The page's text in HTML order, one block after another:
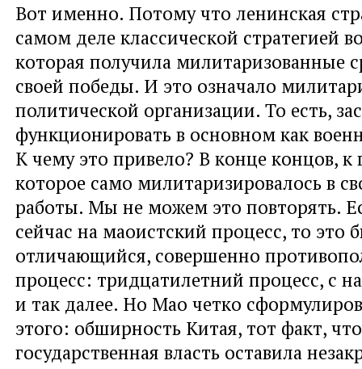
Вот именно. Потому что ленинская
самом деле классической стратегией
которая получила милитаризованные
своей победы. И это означало
политической организации. То есть,
функционировать в основном как
К чему это привело? В конце концов, к
которое само милитаризировалось в
работы. Мы не можем это повторять.
сейчас на маоистский процесс, то это
отличающийся, совершенно
процесс: тридцатилетний процесс, с
и так далее. Но Мао четко
этого: обширность Китая, тот факт, что
государственная власть оставила